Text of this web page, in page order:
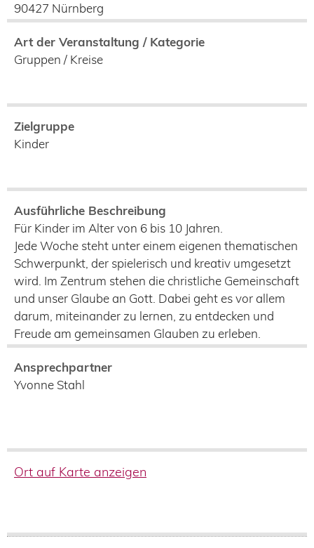
90427 Nürnberg
Art der Veranstaltung / Kategorie
Gruppen / Kreise
Zielgruppe
Kinder
Ausführliche Beschreibung
Für Kinder im Alter von 6 bis 10 Jahren.
Jede Woche steht unter einem eigenen thematischen
Schwerpunkt, der spielerisch und kreativ umgesetzt
wird. Im Zentrum stehen die christliche Gemeinschaft
und unser Glaube an Gott. Dabei geht es vor allem
darum, miteinander zu lernen, zu entdecken und
Freude am gemeinsamen Glauben zu erleben.
Ansprechpartner
Yvonne Stahl
Ort auf Karte anzeigen